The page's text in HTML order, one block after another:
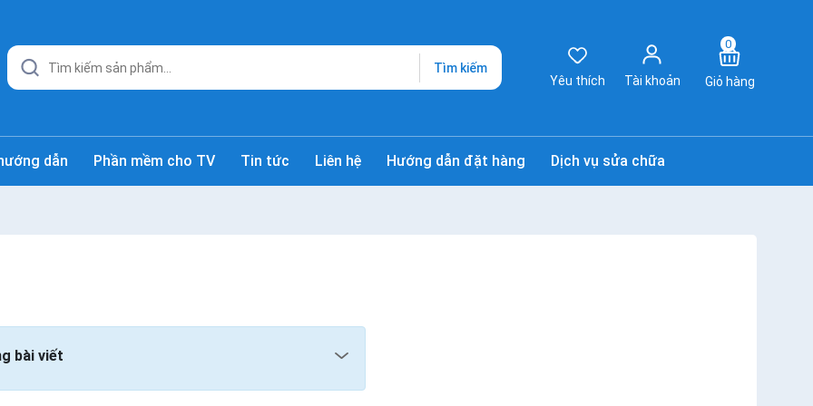
Tìm kiếm
Yêu thích
Tài khoản
0
Giỏ hàng
dẫn Phần mềm cho TV Tin tức Liên hệ Hướng dẫn đặt hàng Dịch vụ sửa chữa
bài viết